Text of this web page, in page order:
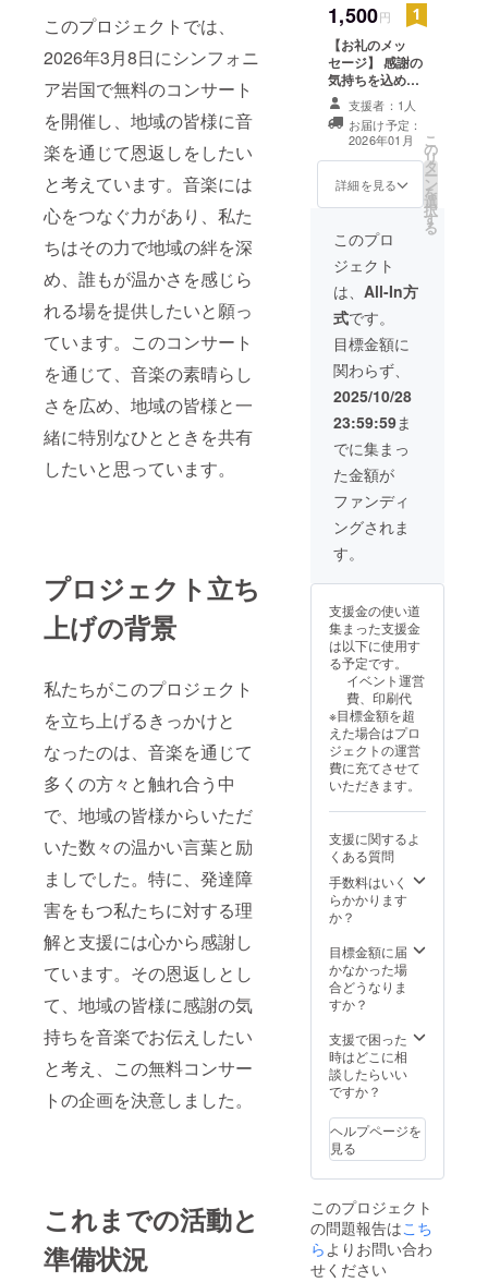
このプロジェクトでは、
2026年3月8日にシンフォニ
ア岩国で無料のコンサート
を開催し、地域の皆様に音
楽を通じて恩返しをしたい
と考えています。音楽には
心をつなぐ力があり、私た
ちはその力で地域の絆を深
め、誰もが温かさを感じら
れる場を提供したいと願っ
ています。このコンサート
を通じて、音楽の素晴らし
さを広め、地域の皆様と一
緒に特別なひとときを共有
したいと思っています。
プロジェクト立ち
上げの背景
私たちがこのプロジェクト
を立ち上げるきっかけと
なったのは、音楽を通じて
多くの方々と触れ合う中
で、地域の皆様からいただ
いた数々の温かい言葉と励
ましでした。特に、発達障
害をもつ私たちに対する理
解と支援には心から感謝し
ています。その恩返しとし
て、地域の皆様に感謝の気
持ちを音楽でお伝えしたい
と考え、この無料コンサー
トの企画を決意しました。
これまでの活動と
準備状況
1,500円
【お礼のメッ
セージ】 感謝の
気持ちを込め
て、お礼のメッ
セージをお送り
します。
支援者：1人
お届け予定：
2026年01月
詳細を見る
こ
の
リ
タ
ー
ン
を
選
択
す
る
このプロ
ジェクト
は、 All-In方
式です。
目標金額に
関わらず、
2025/10/28
23:59:59ま
でに集まっ
た金額が
ファンディ
ングされま
す。
支援金の使い道
集まった支援金
は以下に使用す
る予定です。
イベント運営
費、印刷代
※目標金額を超
えた場合はプロ
ジェクトの運営
費に充てさせて
いただきます。
支援に関するよ
くある質問
手数料はいく
らかかります
か？
目標金額に届
かなかった場
合どうなりま
すか？
支援で困った
時はどこに相
談したらいい
ですか？
ヘルプページを
見る
このプロジェクト
の問題報告はこち
らよりお問い合わ
せください